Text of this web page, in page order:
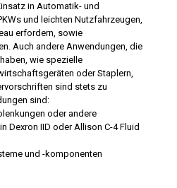
in Automatik- und
und leichten Nutzfahrzeugen,
erfordern, sowie
Auch andere Anwendungen, die
wie spezielle
oder Staplern,
sind stets zu
sind:
oder andere
Dexron IID oder Allison C-4 Fluid
und -komponenten